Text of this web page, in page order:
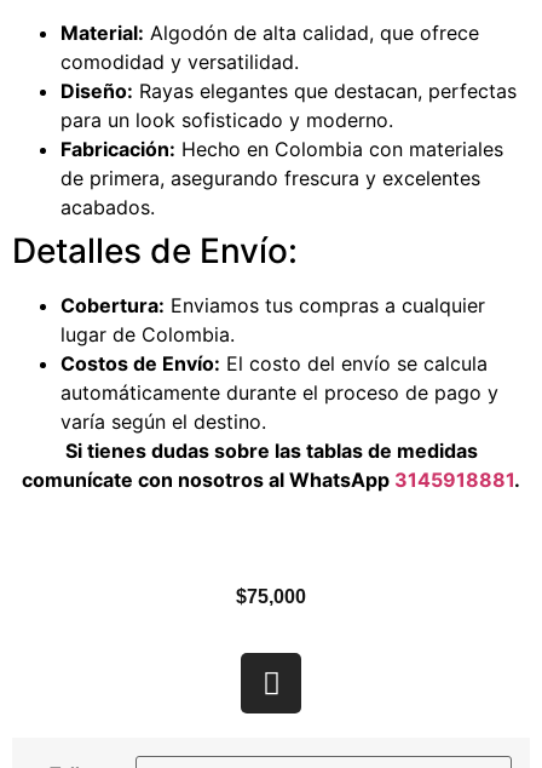
Material: Algodón de alta calidad, que ofrece
comodidad y versatilidad.
Diseño: Rayas elegantes que destacan, perfectas
para un look sofisticado y moderno.
Fabricación: Hecho en Colombia con materiales
de primera, asegurando frescura y excelentes
acabados.
Detalles de Envío:
Cobertura: Enviamos tus compras a cualquier
lugar de Colombia.
Costos de Envío: El costo del envío se calcula
automáticamente durante el proceso de pago y
varía según el destino.
Si tienes dudas sobre las tablas de medidas
comunícate con nosotros al WhatsApp 3145918881.
$75,000